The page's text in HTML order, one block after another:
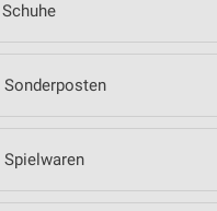
Schuhe
Sonderposten
Spielwaren